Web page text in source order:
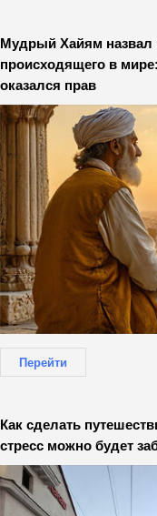
Мудрый Хайям назвал
происходящего в
оказался прав
Перейти
Как сделать
стресс можно будет